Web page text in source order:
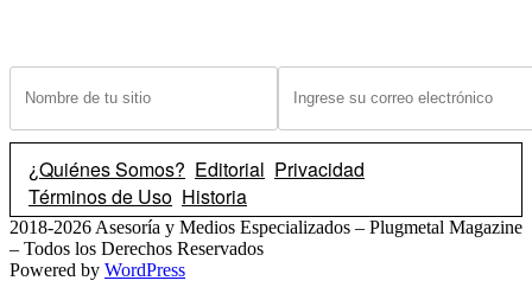
¿Quiénes Somos? Editorial Privacidad
Términos de Uso Historia
2018-2026 Asesoría y Medios Especializados – Plugmetal Magazine
– Todos los Derechos Reservados
Powered by WordPress